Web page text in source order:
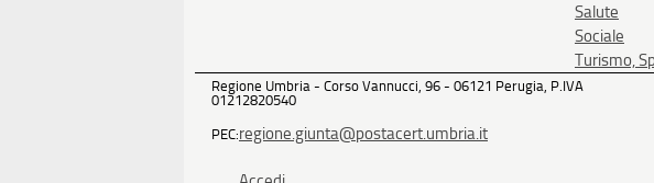
Salute
Sociale
Turismo,
Regione Umbria - Corso Vannucci, 96 - 06121 Perugia, P.IVA
01212820540
PEC:regione.giunta@postacert.umbria.it